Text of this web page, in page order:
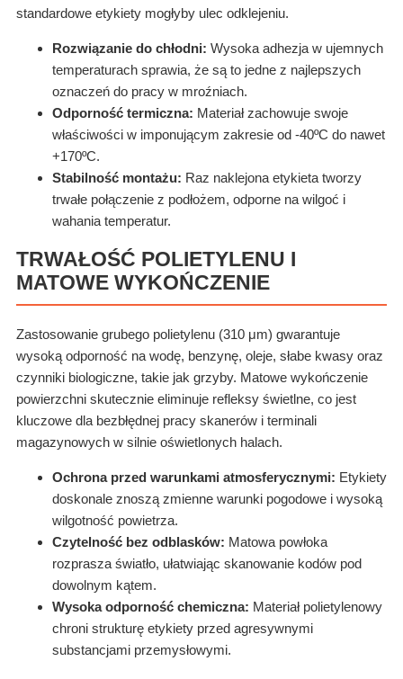
standardowe etykiety mogłyby ulec odklejeniu.
Rozwiązanie do chłodni: Wysoka adhezja w ujemnych
temperaturach sprawia, że są to jedne z najlepszych
oznaczeń do pracy w mroźniach.
Odporność termiczna: Materiał zachowuje swoje
właściwości w imponującym zakresie od -40ºC do nawet
+170ºC.
Stabilność montażu: Raz naklejona etykieta tworzy
trwałe połączenie z podłożem, odporne na wilgoć i
wahania temperatur.
TRWAŁOŚĆ POLIETYLENU I
MATOWE WYKOŃCZENIE
Zastosowanie grubego polietylenu (310 μm) gwarantuje
wysoką odporność na wodę, benzynę, oleje, słabe kwasy oraz
czynniki biologiczne, takie jak grzyby. Matowe wykończenie
powierzchni skutecznie eliminuje refleksy świetlne, co jest
kluczowe dla bezbłędnej pracy skanerów i terminali
magazynowych w silnie oświetlonych halach.
Ochrona przed warunkami atmosferycznymi: Etykiety
doskonale znoszą zmienne warunki pogodowe i wysoką
wilgotność powietrza.
Czytelność bez odblasków: Matowa powłoka
rozprasza światło, ułatwiając skanowanie kodów pod
dowolnym kątem.
Wysoka odporność chemiczna: Materiał polietylenowy
chroni strukturę etykiety przed agresywnymi
substancjami przemysłowymi.